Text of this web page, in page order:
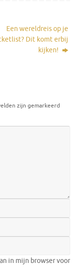
Een wereldreis op je
Dit komt erbij
kijken!
zijn gemarkeerd
in mijn browser voor